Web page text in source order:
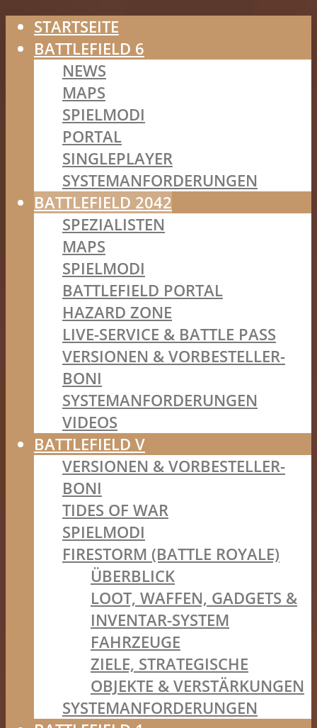
STARTSEITE
BATTLEFIELD 6
NEWS
MAPS
SPIELMODI
PORTAL
SINGLEPLAYER
SYSTEMANFORDERUNGEN
BATTLEFIELD 2042
SPEZIALISTEN
MAPS
SPIELMODI
BATTLEFIELD PORTAL
HAZARD ZONE
LIVE-SERVICE & BATTLE PASS
VERSIONEN & VORBESTELLER-
BONI
SYSTEMANFORDERUNGEN
VIDEOS
BATTLEFIELD V
VERSIONEN & VORBESTELLER-
BONI
TIDES OF WAR
SPIELMODI
FIRESTORM (BATTLE ROYALE)
ÜBERBLICK
LOOT, WAFFEN, GADGETS &
INVENTAR-SYSTEM
FAHRZEUGE
ZIELE, STRATEGISCHE
OBJEKTE & VERSTÄRKUNGEN
SYSTEMANFORDERUNGEN